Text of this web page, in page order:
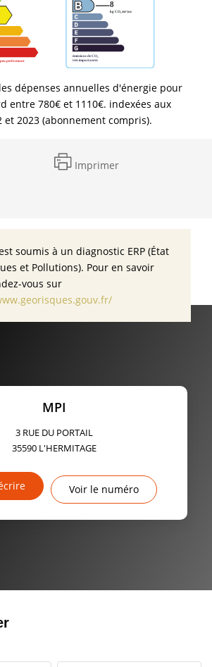
dépenses annuelles d'énergie pour
entre 780€ et 1110€. indexées aux
et 2023 (abonnement compris).
Imprimer
soumis à un diagnostic ERP (État
et Pollutions). Pour en savoir
vous sur
MPI
3 RUE DU PORTAIL
35590 L'HERMITAGE
Voir le numéro